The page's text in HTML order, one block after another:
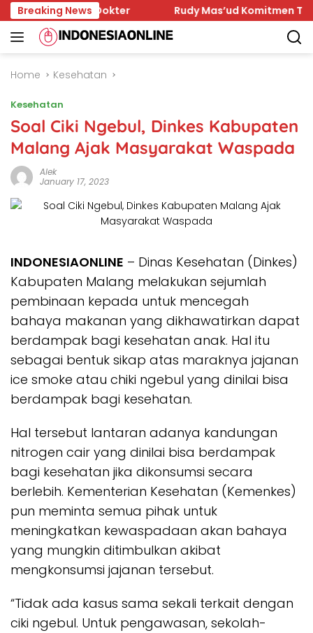
Skip
to
content
Breaking News
Sejumlah Dokter Rudy Mas’ud Komitmen
Home Kesehatan
Kesehatan
Soal Ciki Ngebul, Dinkes Kabupaten
Malang Ajak Masyarakat Waspada
Alek
January 17, 2023
INDONESIAONLINE – Dinas Kesehatan (Dinkes)
Kabupaten Malang melakukan sejumlah
pembinaan kepada untuk mencegah
bahaya makanan yang dikhawatirkan dapat
berdampak bagi kesehatan anak. Hal itu
sebagai bentuk sikap atas maraknya jajanan
ice smoke atau chiki ngebul yang dinilai bisa
berdampak bagi kesehatan.
Hal tersebut lantaran adanya kandungan
nitrogen cair yang dinilai bisa berdampak
bagi kesehatan jika dikonsumsi secara
berlebih. Kementerian Kesehatan (Kemenkes)
pun meminta semua pihak untuk
meningkatkan kewaspadaan akan bahaya
yang mungkin ditimbulkan akibat
mengkonsumsi jajanan tersebut.
“Tidak ada kasus sama sekali terkait dengan
ciki ngebul. Untuk pengawasan, sekolah-